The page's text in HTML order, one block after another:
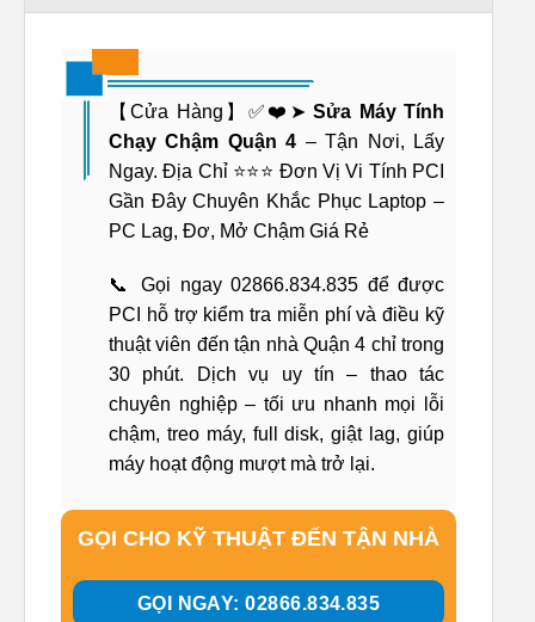
【Cửa Hàng】✅❤️➤Sửa Máy Tính
Chạy Chậm Quận 4 – Tận Nơi, Lấy
Ngay. Địa Chỉ ⭐⭐⭐ Đơn Vị Vi Tính PCI
Gần Đây Chuyên Khắc Phục Laptop –
PC Lag, Đơ, Mở Chậm Giá Rẻ
📞 Gọi ngay 02866.834.835 để được
PCI hỗ trợ kiểm tra miễn phí và điều kỹ
thuật viên đến tận nhà Quận 4 chỉ trong
30 phút. Dịch vụ uy tín – thao tác
chuyên nghiệp – tối ưu nhanh mọi lỗi
chậm, treo máy, full disk, giật lag, giúp
máy hoạt động mượt mà trở lại.
GỌI CHO KỸ THUẬT ĐẾN TẬN NHÀ
GỌI NGAY: 02866.834.835